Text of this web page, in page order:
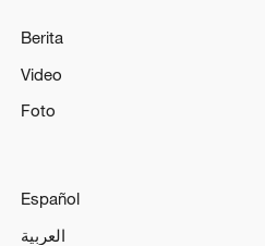
Berita
Video
Foto
Español
العربية